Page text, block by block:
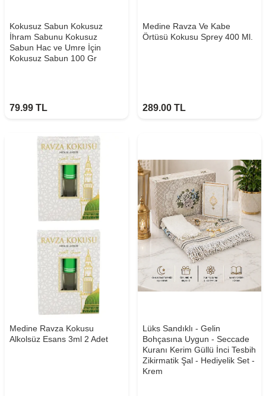
Kokusuz Sabun Kokusuz
İhram Sabunu Kokusuz
Sabun Hac ve Umre İçin
Kokusuz Sabun 100 Gr
79.99 TL
Medine Ravza Ve Kabe
Örtüsü Kokusu Sprey 400 Ml.
289.00 TL
Medine Ravza Kokusu
Alkolsüz Esans 3ml 2 Adet
Lüks Sandıklı - Gelin
Bohçasına Uygun - Seccade
Kuranı Kerim Güllü İnci Tesbih
Zikirmatik Şal - Hediyelik Set -
Krem